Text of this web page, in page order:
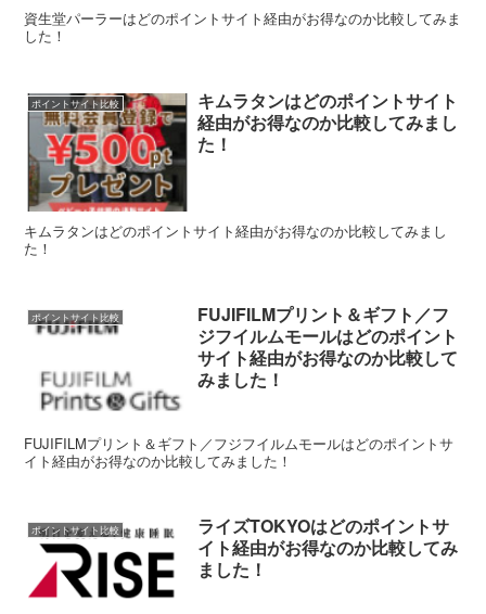
資生堂パーラーはどのポイントサイト経由がお得なのか比較してみま
した！
ポイントサイト比較
キムラタンはどのポイントサイト
経由がお得なのか比較してみまし
た！
キムラタンはどのポイントサイト経由がお得なのか比較してみまし
た！
ポイントサイト比較
FUJIFILMプリント＆ギフト／フ
ジフイルムモールはどのポイント
サイト経由がお得なのか比較して
みました！
FUJIFILMプリント＆ギフト／フジフイルムモールはどのポイントサ
イト経由がお得なのか比較してみました！
ポイントサイト比較
ライズTOKYOはどのポイントサ
イト経由がお得なのか比較してみ
ました！